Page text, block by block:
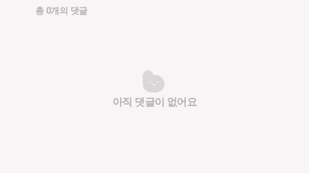
총 0개의 댓글
아직 댓글이 없어요